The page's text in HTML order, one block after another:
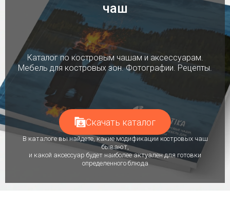
чаш
Каталог по костровым чашам и аксессуарам.
Мебель для костровых зон. Фотографии. Рецепты.
Скачать каталог
В каталоге вы найдете, какие модификации костровых чаш
бывают,
и какой аксессуар будет наиболее актуален для готовки
определенного блюда